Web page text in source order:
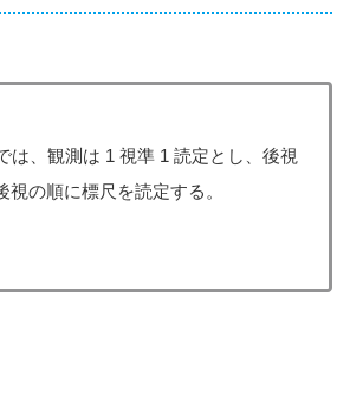
は、観測は 1 視準 1 読定とし、後視
の順に標尺を読定する。